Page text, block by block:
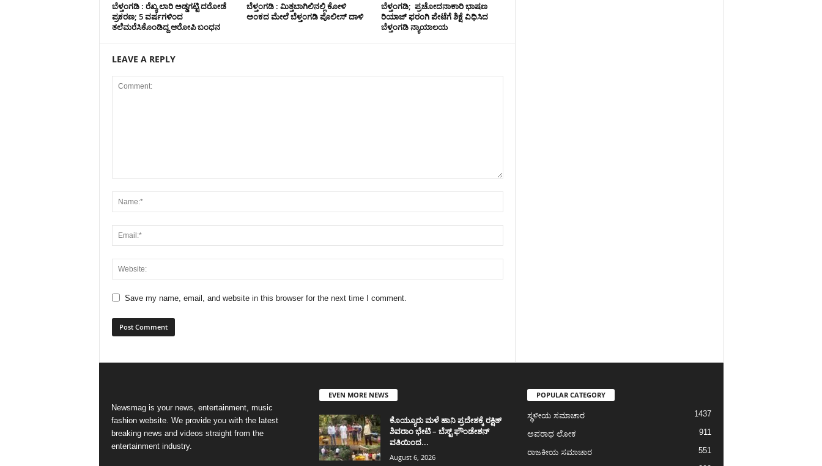
ಬೆಳ್ತಂಗಡಿ : ರೆಖ್ಯ ಲಾರಿ ಅಡ್ಡಗಟ್ಟಿ ದರೋಡೆ
ಪ್ರಕರಣ; 5 ವರ್ಷಗಳಿಂದ
ತಲೆಮರೆಸಿಕೊಂಡಿದ್ದ ಆರೋಪಿ ಬಂಧನ
ಬೆಳ್ತಂಗಡಿ : ಮಿತ್ತಬಾಗಿಲಿನಲ್ಲಿ ಕೋಳಿ
ಅಂಕದ ಮೇಲೆ ಬೆಳ್ತಂಗಡಿ ಪೊಲೀಸ್ ದಾಳಿ
ಬೆಳ್ತಂಗಡಿ; ಪ್ರಚೋದನಾಕಾರಿ ಭಾಷಣ
ರಿಯಾಜ್ ಫರಂಗಿ ಪೇಟೆಗೆ ಶಿಕ್ಷೆ ವಿಧಿಸಿದ
ಬೆಳ್ತಂಗಡಿ ನ್ಯಾಯಾಲಯ
LEAVE A REPLY
Save my name, email, and website in this browser for the next time I comment.
Newsmag is your news, entertainment, music
fashion website. We provide you with the latest
breaking news and videos straight from the
entertainment industry.
EVEN MORE NEWS
ಕೊಯ್ಯೂರು ಮಳೆ ಹಾನಿ ಪ್ರದೇಶಕ್ಕೆ ರಕ್ಷಿತ್
ಶಿವರಾಂ ಭೇಟಿ – ಬೆಸ್ಟ್ ಫೌಂಡೇಶನ್
ವತಿಯಿಂದ...
August 6, 2026
POPULAR CATEGORY
ಸ್ಥಳೀಯ ಸಮಾಚಾರ 1437
ಅಪರಾಧ ಲೋಕ 911
ರಾಜಕೀಯ ಸಮಾಚಾರ
551